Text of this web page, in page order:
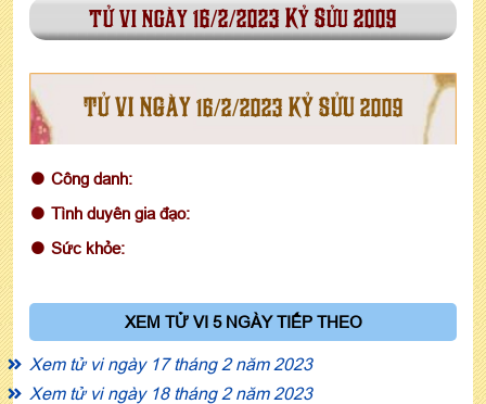
tử vi ngày 16/2/2023 Kỷ Sửu 2009
TỬ VI NGÀY 16/2/2023 KỶ SỬU 2009
Công danh:
Tình duyên gia đạo:
Sức khỏe:
XEM TỬ VI 5 NGÀY TIẾP THEO
Xem tử vi ngày 17 tháng 2 năm 2023
Xem tử vi ngày 18 tháng 2 năm 2023